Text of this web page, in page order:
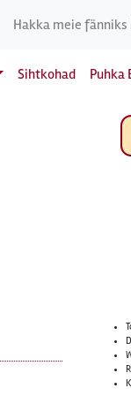
Hakka meie fänniks
Sihtkohad Puhka